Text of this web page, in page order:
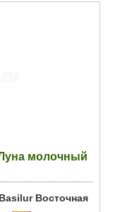
молочный
Basilur Восточная